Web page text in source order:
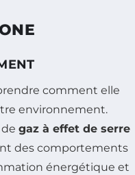
comment elle
environnement.
gaz à effet de serre
des comportements
énergétique et